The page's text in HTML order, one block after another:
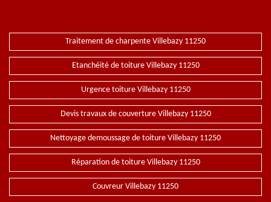
Traitement de charpente Villebazy 11250
Etanchéité de toiture Villebazy 11250
Urgence toiture Villebazy 11250
Devis travaux de couverture Villebazy 11250
Nettoyage demoussage de toiture Villebazy 11250
Réparation de toiture Villebazy 11250
Couvreur Villebazy 11250